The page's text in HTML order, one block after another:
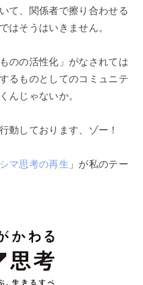
て、関係者で擦り合わせる
はそうはいきません。
のの活性化」がなされては
るものとしてのコミュニテ
んじゃないか。
動しております、ゾー！
シマ思考の再生 」が私のテー